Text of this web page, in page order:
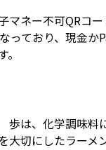
マネー不可QRコ
なっており、現金か
は、化学調味料
大切にしたラーメ